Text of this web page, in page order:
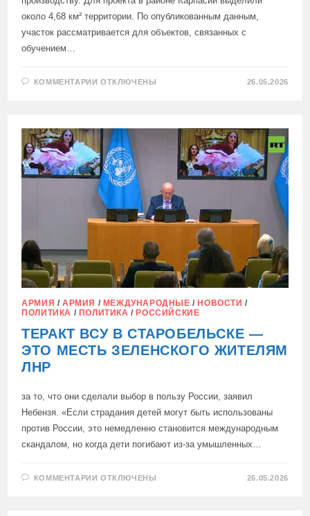
около 4,68 км² территории. По опубликованным данным,
участок рассматривается для объектов, связанных с
обучением…
КОММЕНТАРИИ К
КИПРА
ПЛАНИРУЮТ
СОЗДАТЬ
ОТКЛЮЧЕНЫ 26.05.2026
АРМИЯ /АРМИЯ / МЕЖДУНАРОДНЫЕ / НОВОСТИ /
ПОЛИТИКА / ПОЛИТИКА / РОССИЙСКИЕ
ТЕРАКТ ВСУ В СТАРОБЕЛЬСКЕ —
ЭТО МЕСТЬ ЗЕЛЕНСКОГО ЖИТЕЛЯМ
ЛНР
за то, что они сделали выбор в пользу России, заявил
Небензя. «Если страдания детей могут быть использованы
против России, это немедленно становится международным
скандалом, но когда дети погибают из-за умышленных…
КОММЕНТАРИИ К
ОТКЛЮЧЕНЫ 26.05.2026